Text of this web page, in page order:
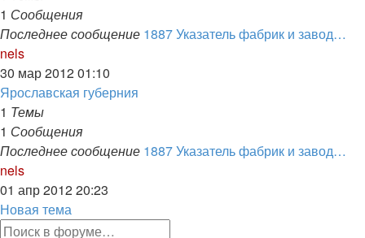
1 Сообщения
Последнее сообщение 1887 Указатель фабрик и завод…
nelsПерейти
к
последнему
сообщению
30 мар 2012 01:10
Ярославская губерния
1 Темы
1 Сообщения
Последнее сообщение 1887 Указатель фабрик и завод…
nelsПерейти
к
последнему
сообщению
01 апр 2012 20:23
Новая тема